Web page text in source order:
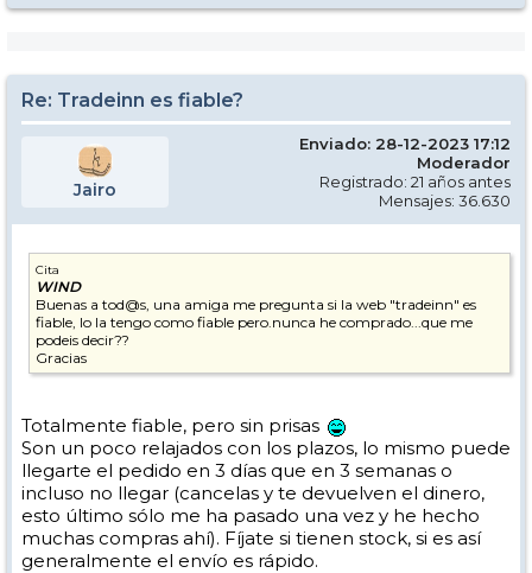
Re: Tradeinn es fiable?
Jairo
Enviado: 28-12-2023 17:12
Moderador
Registrado: 21 años antes
Mensajes: 36.630
Cita
WIND
Buenas a tod@s, una amiga me pregunta si la web "tradeinn" es
fiable, lo la tengo como fiable pero.nunca he comprado...que me
podeis decir??
Gracias
Totalmente fiable, pero sin prisas
Son un poco relajados con los plazos, lo mismo puede
llegarte el pedido en 3 días que en 3 semanas o
incluso no llegar (cancelas y te devuelven el dinero,
esto último sólo me ha pasado una vez y he hecho
muchas compras ahí). Fíjate si tienen stock, si es así
generalmente el envío es rápido.